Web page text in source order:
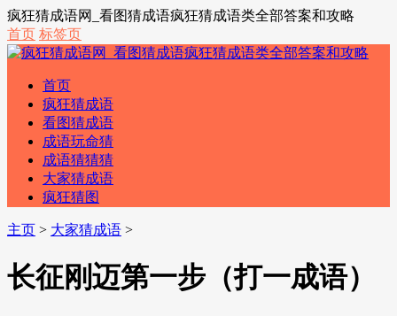
疯狂猜成语网_看图猜成语疯狂猜成语类全部答案和攻略
首页 标签页
首页
疯狂猜成语
看图猜成语
成语玩命猜
成语猜猜猜
大家猜成语
疯狂猜图
主页 > 大家猜成语 >
长征刚迈第一步（打一成语）